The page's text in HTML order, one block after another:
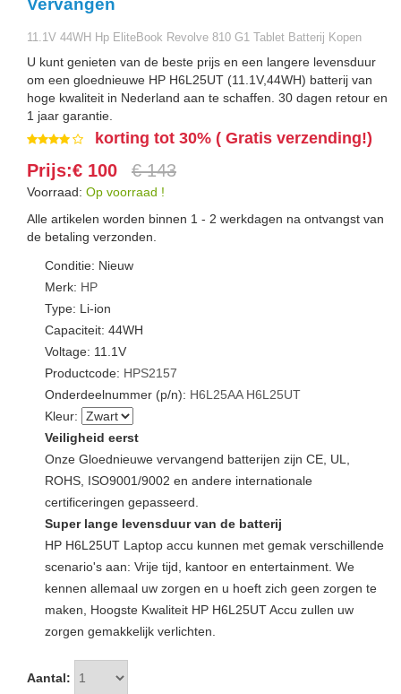
Vervangen
11.1V 44WH Hp EliteBook Revolve 810 G1 Tablet Batterij Kopen
U kunt genieten van de beste prijs en een langere levensduur
om een gloednieuwe HP H6L25UT (11.1V,44WH) batterij van
hoge kwaliteit in Nederland aan te schaffen. 30 dagen retour en
1 jaar garantie.
korting tot 30% ( Gratis verzending!)
Prijs:€ 100 € 143
Voorraad: Op voorraad !
Alle artikelen worden binnen 1 - 2 werkdagen na ontvangst van
de betaling verzonden.
Conditie: Nieuw
Merk: HP
Type: Li-ion
Capaciteit: 44WH
Voltage: 11.1V
Productcode: HPS2157
Onderdeelnummer (p/n): H6L25AA H6L25UT
Kleur:
Veiligheid eerst
Onze Gloednieuwe vervangend batterijen zijn CE, UL,
ROHS, ISO9001/9002 en andere internationale
certificeringen gepasseerd.
Super lange levensduur van de batterij
HP H6L25UT Laptop accu kunnen met gemak verschillende
scenario's aan: Vrije tijd, kantoor en entertainment. We
kennen allemaal uw zorgen en u hoeft zich geen zorgen te
maken, Hoogste Kwaliteit HP H6L25UT Accu zullen uw
zorgen gemakkelijk verlichten.
Aantal: